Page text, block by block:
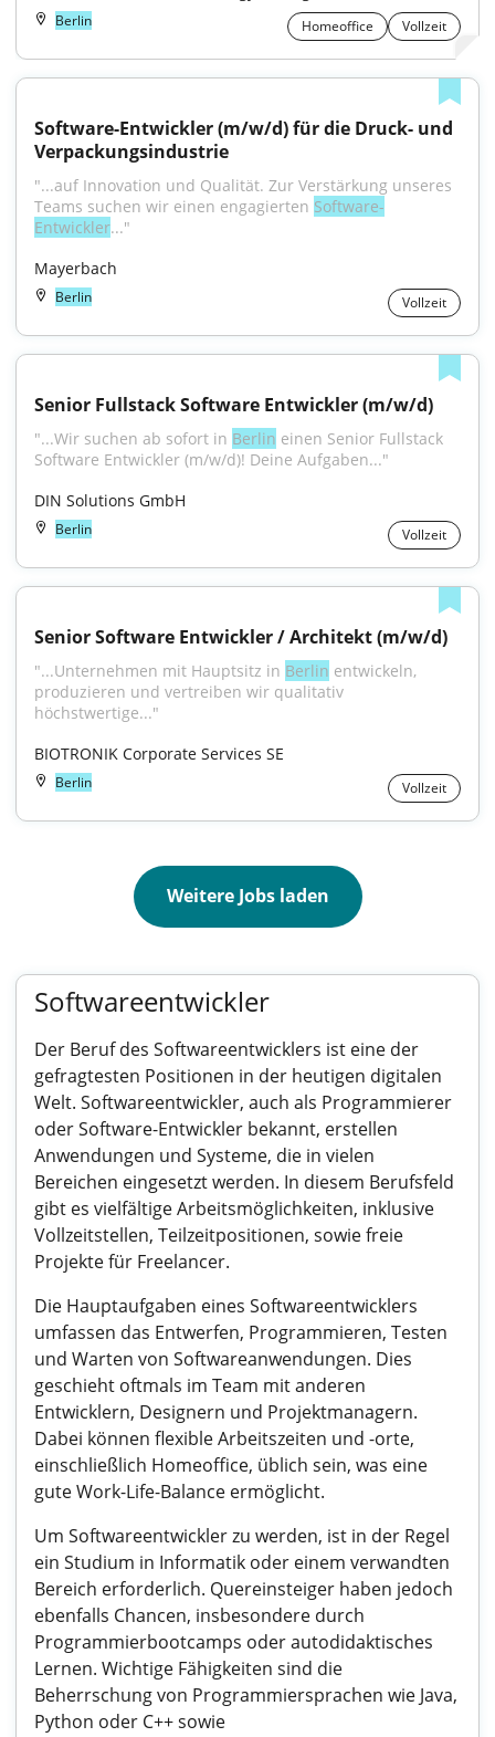
Berlin Homeoffice Vollzeit
Software-Entwickler (m/w/d) für die Druck- und
Verpackungsindustrie
"...auf Innovation und Qualität. Zur Verstärkung unseres
Teams suchen wir einen engagierten Software-
Entwickler..."
Mayerbach
Berlin Vollzeit
Senior Fullstack Software Entwickler (m/w/d)
"...Wir suchen ab sofort in Berlin einen Senior Fullstack
Software Entwickler (m/w/d)! Deine Aufgaben..."
DIN Solutions GmbH
Berlin Vollzeit
Senior Software Entwickler / Architekt (m/w/d)
"...Unternehmen mit Hauptsitz in Berlin entwickeln,
produzieren und vertreiben wir qualitativ
höchstwertige..."
BIOTRONIK Corporate Services SE
Berlin Vollzeit
Weitere Jobs laden
Softwareentwickler
Der Beruf des Softwareentwicklers ist eine der
gefragtesten Positionen in der heutigen digitalen
Welt. Softwareentwickler, auch als Programmierer
oder Software-Entwickler bekannt, erstellen
Anwendungen und Systeme, die in vielen
Bereichen eingesetzt werden. In diesem Berufsfeld
gibt es vielfältige Arbeitsmöglichkeiten, inklusive
Vollzeitstellen, Teilzeitpositionen, sowie freie
Projekte für Freelancer.
Die Hauptaufgaben eines Softwareentwicklers
umfassen das Entwerfen, Programmieren, Testen
und Warten von Softwareanwendungen. Dies
geschieht oftmals im Team mit anderen
Entwicklern, Designern und Projektmanagern.
Dabei können flexible Arbeitszeiten und -orte,
einschließlich Homeoffice, üblich sein, was eine
gute Work-Life-Balance ermöglicht.
Um Softwareentwickler zu werden, ist in der Regel
ein Studium in Informatik oder einem verwandten
Bereich erforderlich. Quereinsteiger haben jedoch
ebenfalls Chancen, insbesondere durch
Programmierbootcamps oder autodidaktisches
Lernen. Wichtige Fähigkeiten sind die
Beherrschung von Programmiersprachen wie Java,
Python oder C++ sowie